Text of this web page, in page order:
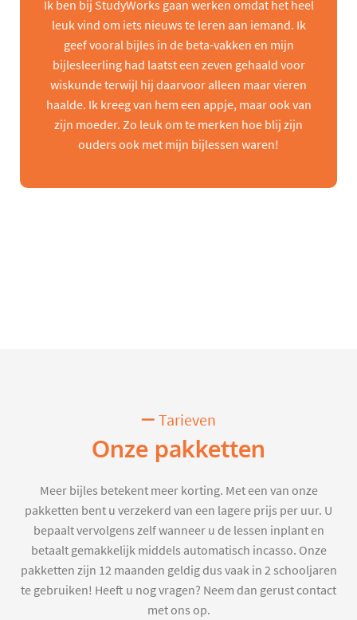
Ik ben bij StudyWorks gaan werken omdat het heel
leuk vind om iets nieuws te leren aan iemand. Ik
geef vooral bijles in de beta-vakken en mijn
bijlesleerling had laatst een zeven gehaald voor
wiskunde terwijl hij daarvoor alleen maar vieren
haalde. Ik kreeg van hem een appje, maar ook van
zijn moeder. Zo leuk om te merken hoe blij zijn
ouders ook met mijn bijlessen waren!
Tarieven
Onze pakketten
Meer bijles betekent meer korting. Met een van onze
pakketten bent u verzekerd van een lagere prijs per uur. U
bepaalt vervolgens zelf wanneer u de lessen inplant en
betaalt gemakkelijk middels automatisch incasso. Onze
pakketten zijn 12 maanden geldig dus vaak in 2 schooljaren
te gebruiken! Heeft u nog vragen? Neem dan gerust contact
met ons op.